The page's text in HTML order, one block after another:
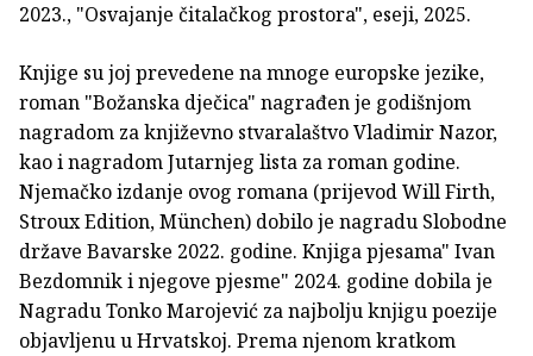
2023., "Osvajanje čitalačkog prostora", eseji, 2025.
Knjige su joj prevedene na mnoge europske jezike,
roman "Božanska dječica" nagrađen je godišnjom
nagradom za književno stvaralaštvo Vladimir Nazor,
kao i nagradom Jutarnjeg lista za roman godine.
Njemačko izdanje ovog romana (prijevod Will Firth,
Stroux Edition, München) dobilo je nagradu Slobodne
države Bavarske 2022. godine. Knjiga pjesama" Ivan
Bezdomnik i njegove pjesme" 2024. godine dobila je
Nagradu Tonko Marojević za najbolju knjigu poezije
objavljenu u Hrvatskoj. Prema njenom kratkom